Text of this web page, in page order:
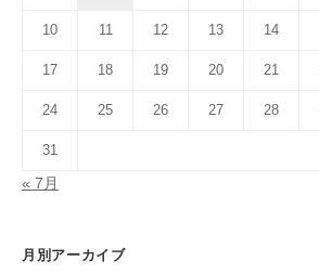
10 11 12 13 14
17 18 19 20 21
24 25 26 27 28
31
« 7月
月別アーカイブ